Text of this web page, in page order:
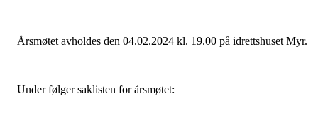
Årsmøtet avholdes den 04.02.2024 kl. 19.00 på idrettshuset Myr.
Under følger saklisten for årsmøtet: